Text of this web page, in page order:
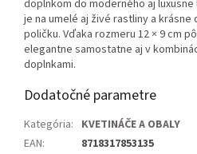
doplnkom do moderného aj
je na umelé aj živé rastliny a
poličku. Vďaka rozmeru 12 × 9 cm
elegantne samostatne aj v
doplnkami.
Dodatočné parametre
Kategória: KVETINÁČE A OBALY
EAN:
8718317853135